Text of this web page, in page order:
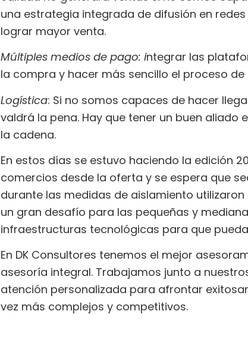
una estrategia integrada de difusión en
lograr mayor venta.
Múltiples medios de pago: integrar las
la compra y hacer más sencillo el proceso de
Logística: Si no somos capaces de hacer
valdrá la pena. Hay que tener un buen
la cadena.
En estos días se estuvo haciendo la edición
comercios desde la oferta y se espera que
durante las medidas de aislamiento
un gran desafío para las pequeñas y
infraestructuras tecnológicas para que
En DK Consultores tenemos el mejor
asesoría integral. Trabajamos junto a
atención personalizada para afrontar
vez más complejos y competitivos.